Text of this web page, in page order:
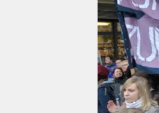
verlag
verlag
shop
fragen &